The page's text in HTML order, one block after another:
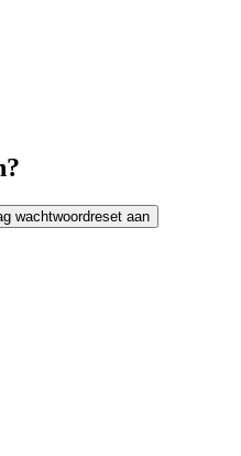
wachtwoordreset aan